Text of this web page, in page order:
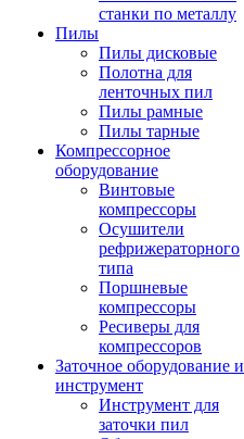
станки по металлу
Пилы
Пилы дисковые
Полотна для
ленточных пил
Пилы рамные
Пилы тарные
Компрессорное
оборудование
Винтовые
компрессоры
Осушители
рефрижераторного
типа
Поршневые
компрессоры
Ресиверы для
компрессоров
Заточное оборудование и
инструмент
Инструмент для
заточки пил